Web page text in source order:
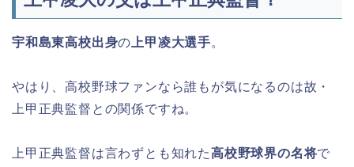
宇和島東高校出身の 上甲凌大選手。
やはり、高校野球ファンなら誰もが気になるのは故・
上甲正典監督との関係ですね。
上甲正典監督は言わずとも知れた高校野球界の名将で